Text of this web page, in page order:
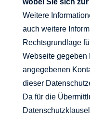
wobei Sie sich
Weitere
auch weitere
Rechtsgrundlage
Webseite gegeben
angegebenen
dieser
Da für die